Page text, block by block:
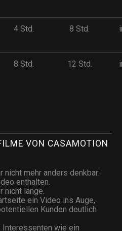
4 Std. 8 Std.
8 Std. 12 Std.
VON CASAMOTION
nicht mehr anders denkbar:
enthalten.
nicht lange.
ein Video ins Auge,
Kunden deutlich
wie ein